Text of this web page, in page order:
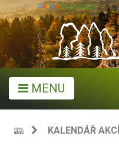
Translate
MENU
KALENDÁŘ AKCÍ